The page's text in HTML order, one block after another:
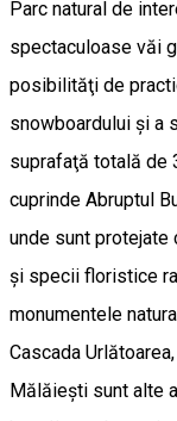
Parc natural de
spectaculoase văi
posibilităţi de
snowboardului şi a
suprafaţă totală de
cuprinde Abruptul
unde sunt protejate
şi specii floristice
monumentele
Cascada
Mălăiești sunt alte